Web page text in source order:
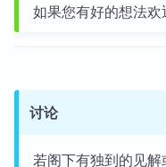
如果您有好的想法欢
讨论
若阁下有独到的见